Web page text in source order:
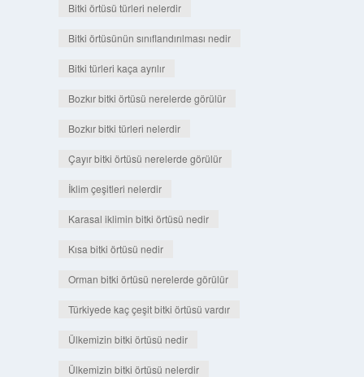
Bitki örtüsü türleri nelerdir
Bitki örtüsünün sınıflandırılması nedir
Bitki türleri kaça ayrılır
Bozkır bitki örtüsü nerelerde görülür
Bozkır bitki türleri nelerdir
Çayır bitki örtüsü nerelerde görülür
İklim çeşitleri nelerdir
Karasal iklimin bitki örtüsü nedir
Kısa bitki örtüsü nedir
Orman bitki örtüsü nerelerde görülür
Türkiyede kaç çeşit bitki örtüsü vardır
Ülkemizin bitki örtüsü nedir
Ülkemizin bitki örtüsü nelerdir